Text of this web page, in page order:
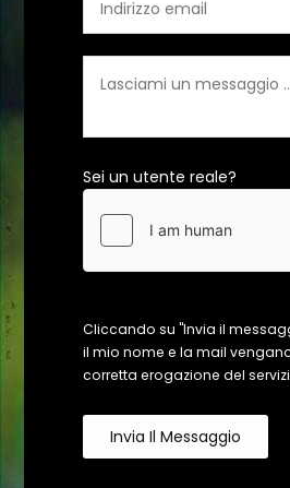
Sei un utente reale?
Cliccando su "Invia il
il mio nome e la mail
corretta erogazione del
Invia Il Messaggio